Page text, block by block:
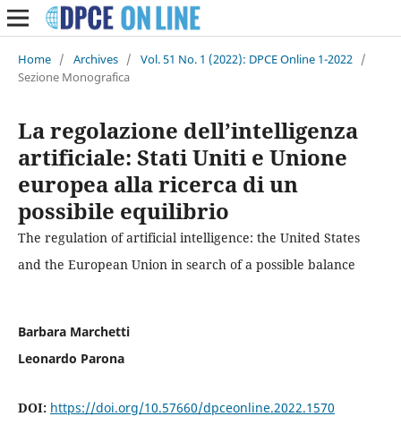
Home / Archives / Vol. 51 No. 1 (2022): DPCE Online 1-2022 /
Sezione Monografica
La regolazione dell’intelligenza
artificiale: Stati Uniti e Unione
europea alla ricerca di un
possibile equilibrio
The regulation of artificial intelligence: the United States
and the European Union in search of a possible balance
Barbara Marchetti
Leonardo Parona
DOI: https://doi.org/10.57660/dpceonline.2022.1570